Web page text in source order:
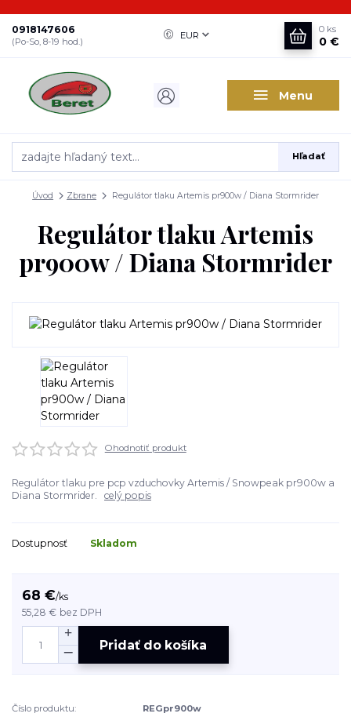
Menu
EUR
Hľadať
0918147606
(Po-So, 8-19 hod.)
0 ks
0 €
Úvod Zbrane Regulátor tlaku Artemis pr900w / Diana Stormrider
Regulátor tlaku Artemis
pr900w / Diana Stormrider
Ohodnotiť produkt
Regulátor tlaku pre pcp vzduchovky Artemis / Snowpeak pr900w a
Diana Stormrider. celý popis
Dostupnosť Skladom
68 €/ks
55,28 € bez DPH
Pridať do košíka
Číslo produktu: REGpr900w